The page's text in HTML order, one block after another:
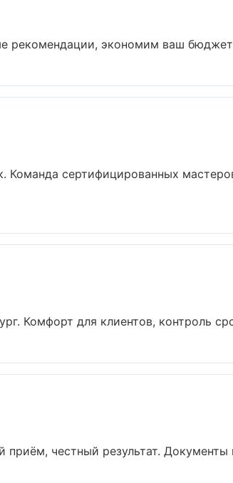
рекомендации, экономим ваш бюджет
сертифицированных
Комфорт для клиентов, контроль
честный результат. Документы